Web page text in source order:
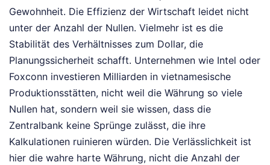
Gewohnheit. Die Effizienz der Wirtschaft leidet nicht
unter der Anzahl der Nullen. Vielmehr ist es die
Stabilität des Verhältnisses zum Dollar, die
Planungssicherheit schafft. Unternehmen wie Intel oder
Foxconn investieren Milliarden in vietnamesische
Produktionsstätten, nicht weil die Währung so viele
Nullen hat, sondern weil sie wissen, dass die
Zentralbank keine Sprünge zulässt, die ihre
Kalkulationen ruinieren würden. Die Verlässlichkeit ist
hier die wahre harte Währung, nicht die Anzahl der